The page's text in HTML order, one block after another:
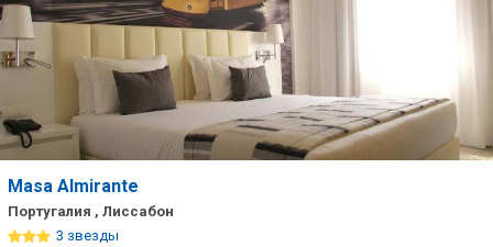
Masa Almirante
Португалия , Лиссабон
3 звезды